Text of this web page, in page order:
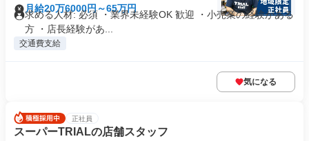
月給20万6000円～65万円
求める人材: 必須 ・業界未経験OK 歓迎 ・小売業の経験がある
方 ・店長経験があ...
交通費支給
気になる
正社員
スーパーTRIALの店舗スタッフ